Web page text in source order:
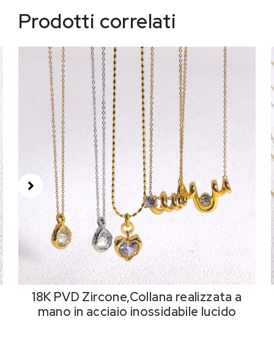
Prodotti correlati
18K PVD Zircone,Collana realizzata a
mano in acciaio inossidabile lucido